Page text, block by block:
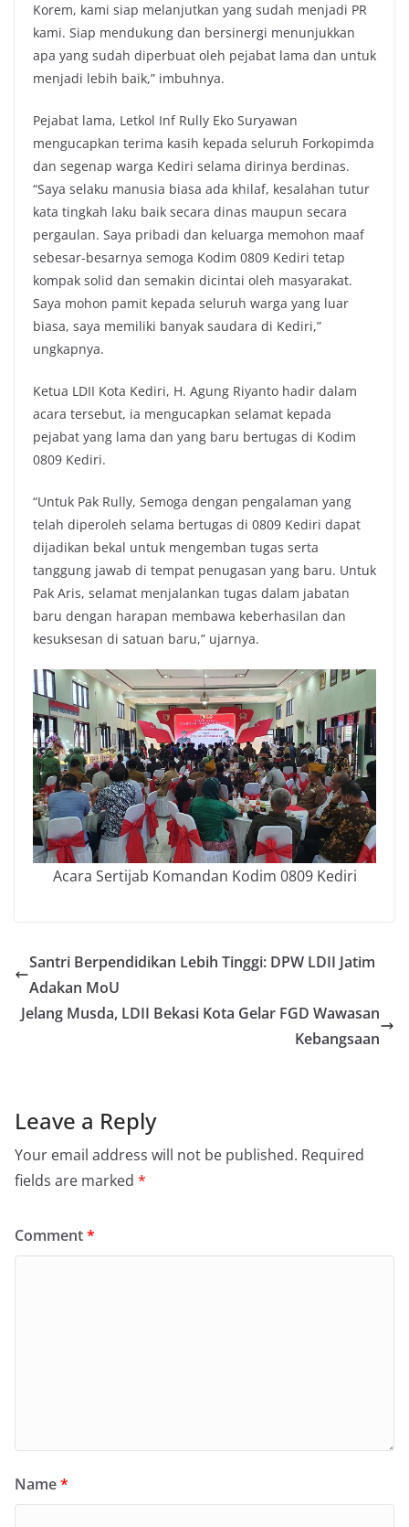
Korem, kami siap melanjutkan yang sudah menjadi PR
kami. Siap mendukung dan bersinergi menunjukkan
apa yang sudah diperbuat oleh pejabat lama dan untuk
menjadi lebih baik,” imbuhnya.
Pejabat lama, Letkol Inf Rully Eko Suryawan
mengucapkan terima kasih kepada seluruh Forkopimda
dan segenap warga Kediri selama dirinya berdinas.
“Saya selaku manusia biasa ada khilaf, kesalahan tutur
kata tingkah laku baik secara dinas maupun secara
pergaulan. Saya pribadi dan keluarga memohon maaf
sebesar-besarnya semoga Kodim 0809 Kediri tetap
kompak solid dan semakin dicintai oleh masyarakat.
Saya mohon pamit kepada seluruh warga yang luar
biasa, saya memiliki banyak saudara di Kediri,”
ungkapnya.
Ketua LDII Kota Kediri, H. Agung Riyanto hadir dalam
acara tersebut, ia mengucapkan selamat kepada
pejabat yang lama dan yang baru bertugas di Kodim
0809 Kediri.
“Untuk Pak Rully, Semoga dengan pengalaman yang
telah diperoleh selama bertugas di 0809 Kediri dapat
dijadikan bekal untuk mengemban tugas serta
tanggung jawab di tempat penugasan yang baru. Untuk
Pak Aris, selamat menjalankan tugas dalam jabatan
baru dengan harapan membawa keberhasilan dan
kesuksesan di satuan baru,” ujarnya.
Acara Sertijab Komandan Kodim 0809 Kediri
Santri Berpendidikan Lebih Tinggi: DPW LDII Jatim
Adakan MoU
Jelang Musda, LDII Bekasi Kota Gelar FGD Wawasan
Kebangsaan
Leave a Reply
Your email address will not be published. Required
fields are marked *
Comment*
Name*